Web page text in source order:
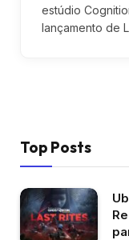
estúdio
lançamento de
Top Posts